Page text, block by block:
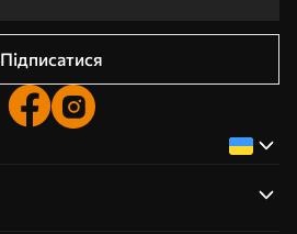
Підписатися